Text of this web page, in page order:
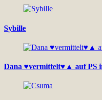
Sybille
Dana ♥vermittelt♥▲ auf PS